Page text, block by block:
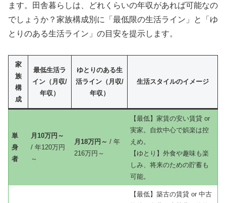
ます。田舎暮らしは、どれくらいの年収があれば可能なの
でしょうか？家族構成別に「最低限の生活ライン」と「ゆ
とりのある生活ライン」の目安を提示します。
家
族
構
成
最低生活ラ
イン（月収/
年収）
ゆとりのある生
活ライン（月収/
年収）
生活スタイルのイメージ
単
身
者
月10万円～
/ 年120万円
～
月18万円～ / 年
216万円～
【最低】家賃の安い賃貸 or
実家。自炊中心で娯楽は控
えめ。
【ゆとり】外食や趣味も楽
しみ、将来のための貯蓄も
可能。
【最低】築古の賃貸 or 中古